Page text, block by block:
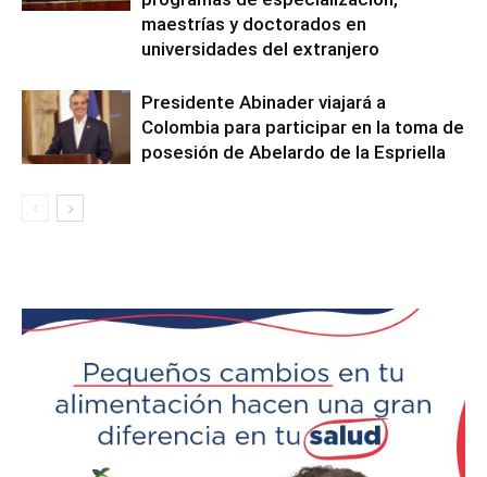
maestrías y doctorados en
universidades del extranjero
Presidente Abinader viajará a
Colombia para participar en la toma de
posesión de Abelardo de la Espriella